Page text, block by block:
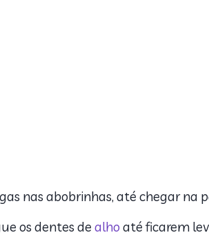
nas abobrinhas, até chegar na
os dentes de alho até ficarem